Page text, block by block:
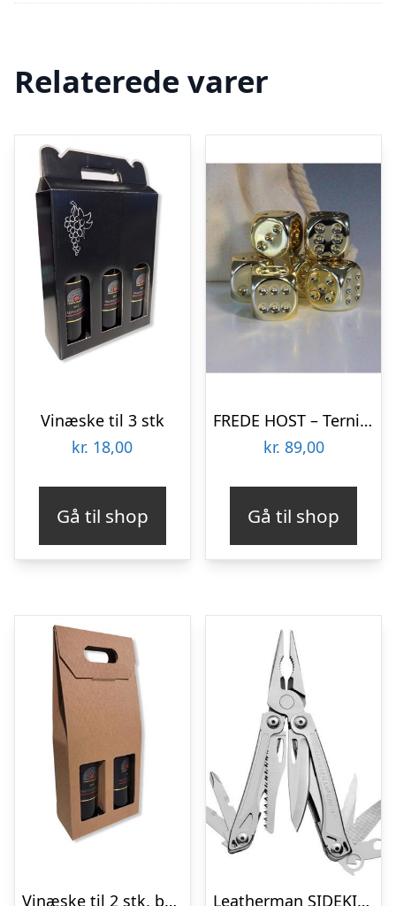
Relaterede varer
Vinæske til 3 stk
kr. 18,00
Gå til shop
FREDE HOST – Terninger – Gold Plated
kr. 89,00
Gå til shop
Vinæske til 2 stk, brun Leatherman SIDEKICKÂ® – Multi-Værktøj